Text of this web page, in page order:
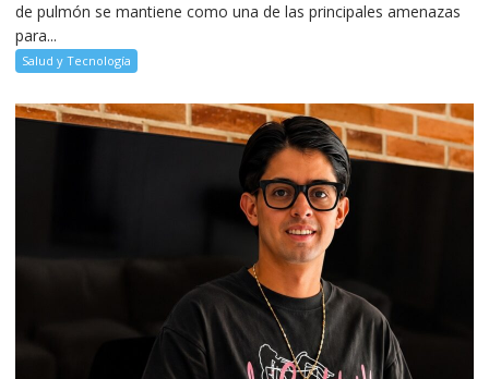
de pulmón se mantiene como una de las principales amenazas
para...
Salud y Tecnología